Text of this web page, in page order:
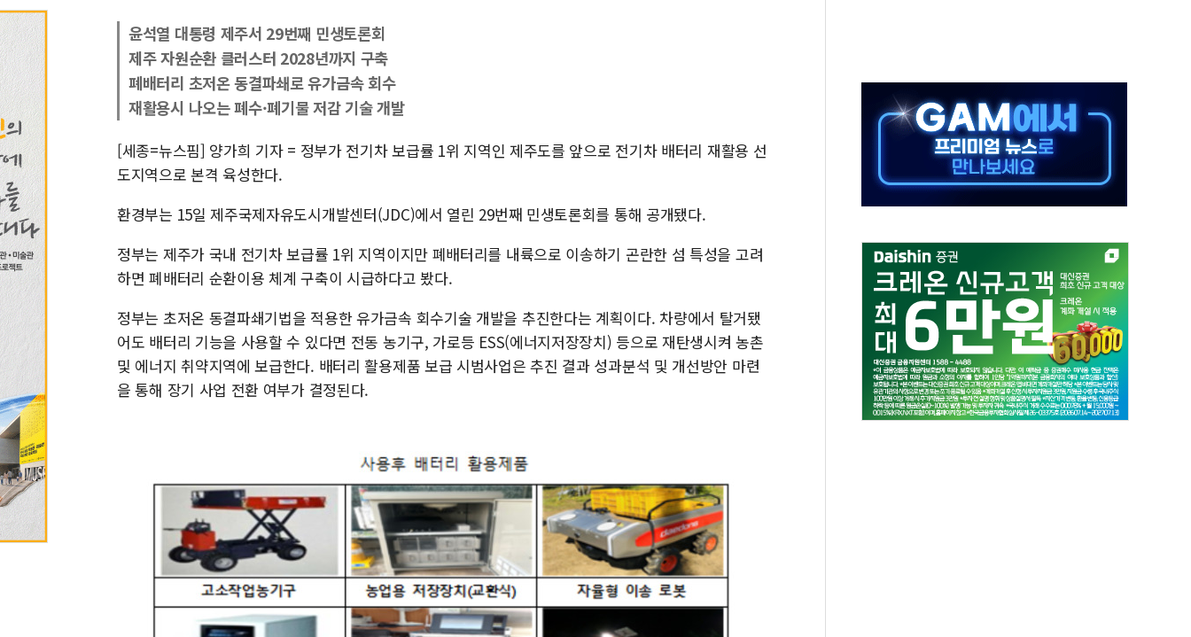
추미애, '위안부' 피해자 기림의 날 참석..."국제적 시민 연대로 목소리 내야"
인천 선재도 갯벌서 해루질 중 실종 60대 나흘만에 숨진 채 발견
인천서 말다툼 중 어머니 흉기 살해 10대 아들 체포
'화합' 꺼낸 김민석에 '뻔뻔' 받아친 정청래…제주 연설서 신경전 고조
윤석열 대통령 제주서 29번째 민생토론회
제주 자원순환 클러스터 2028년까지 구축
폐배터리 초저온 동결파쇄로 유가금속 회수
재활용시 나오는 폐수·폐기물 저감 기술 개발
[세종=뉴스핌] 양가희 기자 = 정부가 전기차 보급률 1위 지역인 제주도를 앞으로 전기차 배터리 재활용 선
도지역으로 본격 육성한다.
환경부는 15일 제주국제자유도시개발센터(JDC)에서 열린 29번째 민생토론회를 통해 공개됐다.
정부는 제주가 국내 전기차 보급률 1위 지역이지만 폐배터리를 내륙으로 이송하기 곤란한 섬 특성을 고려
하면 폐배터리 순환이용 체계 구축이 시급하다고 봤다.
정부는 초저온 동결파쇄기법을 적용한 유가금속 회수기술 개발을 추진한다는 계획이다. 차량에서 탈거됐
어도 배터리 기능을 사용할 수 있다면 전동 농기구, 가로등 ESS(에너지저장장치) 등으로 재탄생시켜 농촌
및 에너지 취약지역에 보급한다. 배터리 활용제품 보급 시범사업은 추진 결과 성과분석 및 개선방안 마련
을 통해 장기 사업 전환 여부가 결정된다.